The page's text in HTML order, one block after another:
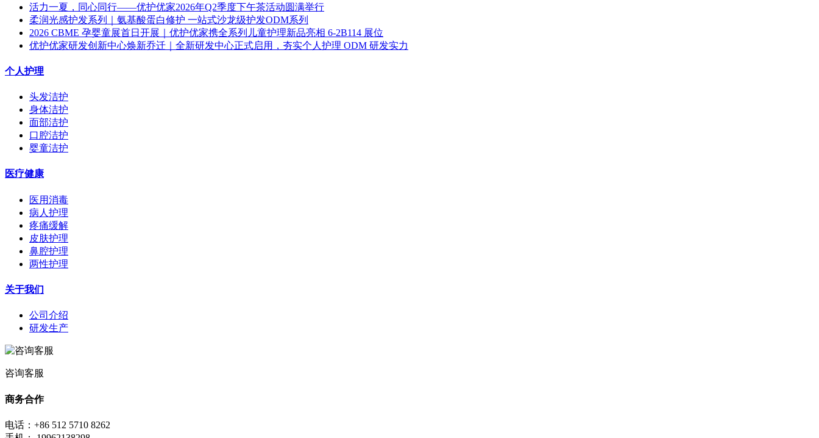
活力一夏，同心同行——优护优家2026年Q2季度下午茶活动圆满举行
柔润光感护发系列｜氨基酸蛋白修护 一站式沙龙级护发ODM系列
2026 CBME 孕婴童展首日开展｜优护优家携全系列儿童护理新品亮相 6-2B114 展位
优护优家研发创新中心焕新乔迁｜全新研发中心正式启用，夯实个人护理 ODM 研发实力
个人护理
头发洁护
身体洁护
面部洁护
口腔洁护
婴童洁护
医疗健康
医用消毒
病人护理
疼痛缓解
皮肤护理
鼻腔护理
两性护理
关于我们
公司介绍
研发生产
咨询客服
商务合作
电话：+86 512 5710 8262